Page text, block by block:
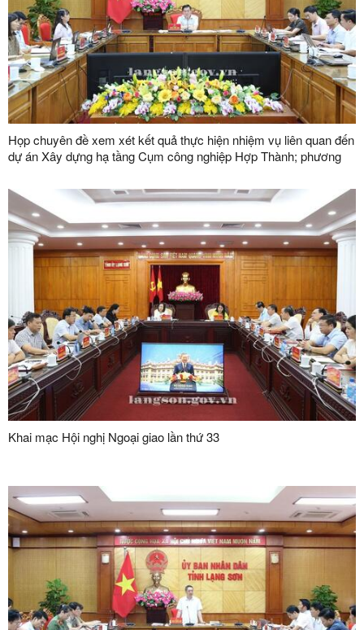
Họp chuyên đề xem xét kết quả thực hiện nhiệm vụ liên quan đến
dự án Xây dựng hạ tầng Cụm công nghiệp Hợp Thành; phương
phục vụ giải phóng mặt bằng dự án Khu công nghiệp VSIP Lạng
Sơn
Khai mạc Hội nghị Ngoại giao lần thứ 33